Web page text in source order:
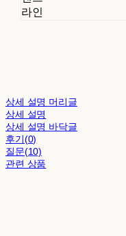
라인
상세 설명 머리글
상세 설명
상세 설명 바닥글
후기(0)
질문(10)
관련 상품